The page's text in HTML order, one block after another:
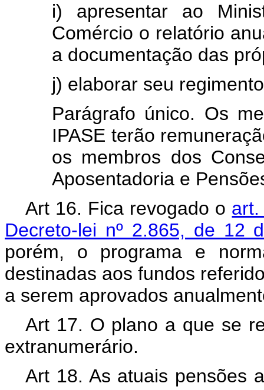
i) apresentar ao
Comércio o relatório
a documentação das
j) elaborar seu
Parágrafo único. Os
IPASE terão
os membros dos
Aposentadoria e
Art 16. Fica revogado o
Decreto-lei nº 2.865, de 12
porém, o programa e
destinadas aos fundos
a serem aprovados
Art 17. O plano a que se
extranumerário.
Art 18. As atuais pensões